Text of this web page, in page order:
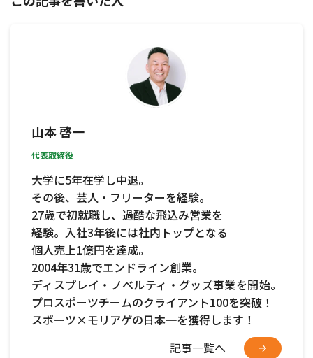
山本 啓一
代表取締役
大学に5年在学し中退。
その後、芸人・フリーターを経験。
27歳で初就職し、過酷な飛込み営業を
経験。入社3年後には社内トップとなる
個人売上1億円を達成。
2004年31歳でエンドライン創業。
ディスプレイ・ノベルティ・グッズ事業を開始。
プロスポーツチームのクライアント100を突破！
スポーツ×モリアゲの日本一を獲得します！
記事一覧へ